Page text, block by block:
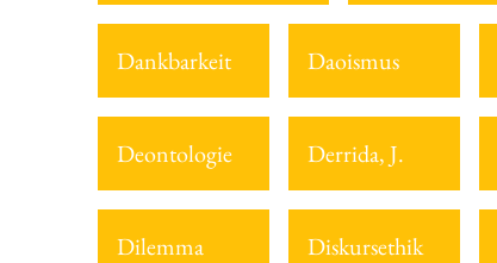
Dankbarkeit Daoismus
Deontologie Derrida, J.
Dilemma Diskursethik